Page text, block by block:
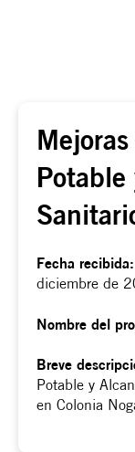
Fecha recibida:
diciembre de
Nombre del
Breve
Potable y
en Colonia